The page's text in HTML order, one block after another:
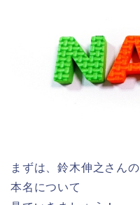
まずは、鈴木伸之さんの
本名について